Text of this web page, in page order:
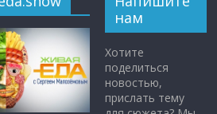
нам
Хотите
поделиться
новостью,
прислать тему